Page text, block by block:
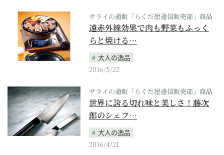
サライの通販「らくだ屋通信販売部」商品
遠赤外線効果で肉も野菜もふっく
らと焼ける…
大人の逸品
2016/5/22
サライの通販「らくだ屋通信販売部」商品
世界に誇る切れ味と美しさ！藤次
郎のシェフ…
大人の逸品
2016/4/21